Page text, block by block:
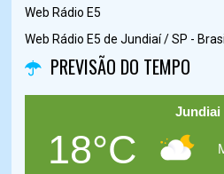
Web Rádio E5
Web Rádio E5 de Jundiaí / SP - Brasil.
PREVISÃO DO TEMPO
Jundiai
18°C